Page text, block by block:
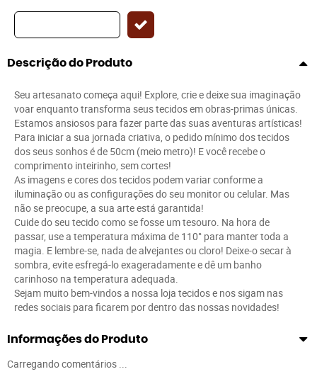
Descrição do Produto
Seu artesanato começa aqui! Explore, crie e deixe sua imaginação
voar enquanto transforma seus tecidos em obras-primas únicas.
Estamos ansiosos para fazer parte das suas aventuras artísticas!
Para iniciar a sua jornada criativa, o pedido mínimo dos tecidos
dos seus sonhos é de 50cm (meio metro)! E você recebe o
comprimento inteirinho, sem cortes!
As imagens e cores dos tecidos podem variar conforme a
iluminação ou as configurações do seu monitor ou celular. Mas
não se preocupe, a sua arte está garantida!
Cuide do seu tecido como se fosse um tesouro. Na hora de
passar, use a temperatura máxima de 110° para manter toda a
magia. E lembre-se, nada de alvejantes ou cloro! Deixe-o secar à
sombra, evite esfregá-lo exageradamente e dê um banho
carinhoso na temperatura adequada.
Sejam muito bem-vindos a nossa loja tecidos e nos sigam nas
redes sociais para ficarem por dentro das nossas novidades!
Informações do Produto
Carregando comentários ...